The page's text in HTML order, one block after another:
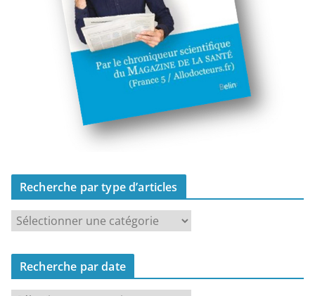
Recherche par type d’articles
e
c
e
Recherche par date